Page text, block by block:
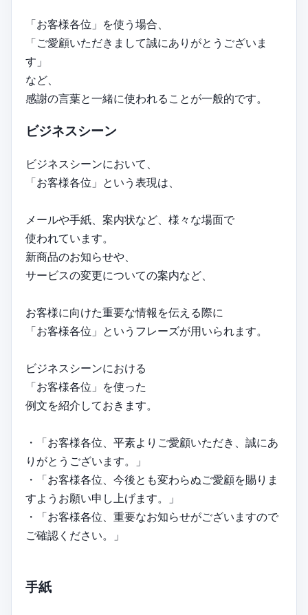
「お客様各位」を使う場合、
「ご愛顧いただきまして誠にありがとうございま
す」
など、
感謝の言葉と一緒に使われることが一般的です。
ビジネスシーン
ビジネスシーンにおいて、
「お客様各位」という表現は、
メールや手紙、案内状など、様々な場面で
使われています。
新商品のお知らせや、
サービスの変更についての案内など、
お客様に向けた重要な情報を伝える際に
「お客様各位」というフレーズが用いられます。
ビジネスシーンにおける
「お客様各位」を使った
例文を紹介しておきます。
・「お客様各位、平素よりご愛顧いただき、誠にあ
りがとうございます。」
・「お客様各位、今後とも変わらぬご愛顧を賜りま
すようお願い申し上げます。」
・「お客様各位、重要なお知らせがございますので
ご確認ください。」
手紙